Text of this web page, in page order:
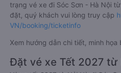
trạng vé xe đi Sóc Sơn - Hà Nội
đặt, quý khách vui lòng truy cập
VN/booking/ticketinfo
Xem hướng dẫn chi tiết, minh họa
Đặt vé xe Tết 2027 từ